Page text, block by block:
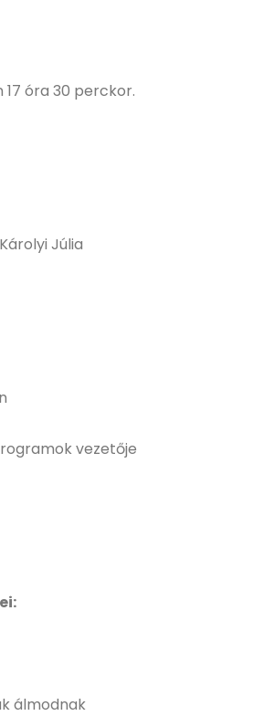
17 óra 30 perckor.
Júlia
vezetője
álmodnak